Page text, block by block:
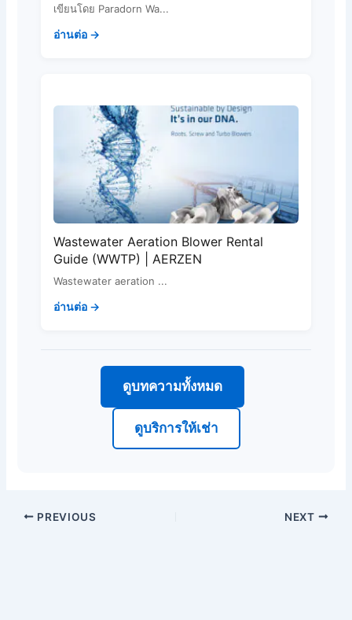
เขียนโดย Paradorn Wa...
อ่านต่อ →
Wastewater Aeration Blower Rental
Guide (WWTP) | AERZEN
Wastewater aeration ...
อ่านต่อ →
ดูบทความทั้งหมด
ดูบริการให้เช่า
PREVIOUS NEXT